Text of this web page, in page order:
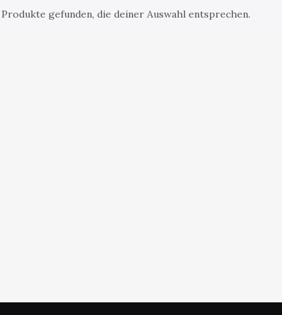
gefunden, die deiner Auswahl entsprechen.